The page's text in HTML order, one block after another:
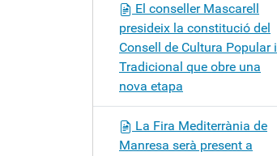
El conseller Mascarell
presideix la constitució del
Consell de Cultura Popular i
Tradicional que obre una
nova etapa
La Fira Mediterrània de
Manresa serà present a